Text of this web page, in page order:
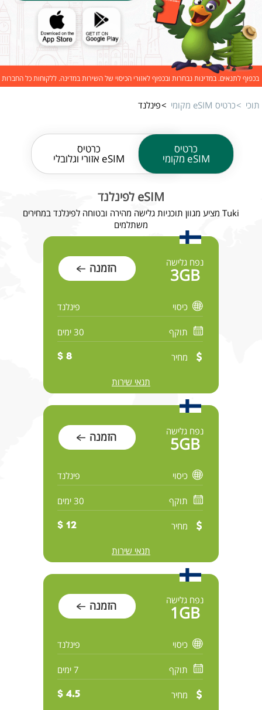
בכפוף לתנאים. במדינות נבחרות ובכפוף לאזורי הכיסוי של השירות במדינה. ללקוחות כל החברות
תוכי כרטיס eSIM מקומי פינלנד
כרטיס
eSIM מקומי
כרטיס
eSIM אזורי וגלובלי
eSIM לפינלנד
Tuki מציע מגוון תוכניות גלישה מהירה ובטוחה לפינלנד במחירים
משתלמים
נפח גלישה
3GB הזמנה
כיסוי פינלנד
תוקף 30 ימים
מחיר 8 $
תנאי שירות
נפח גלישה
5GB הזמנה
כיסוי פינלנד
תוקף 30 ימים
מחיר 12 $
תנאי שירות
נפח גלישה
1GB הזמנה
כיסוי פינלנד
תוקף 7 ימים
מחיר 4.5 $